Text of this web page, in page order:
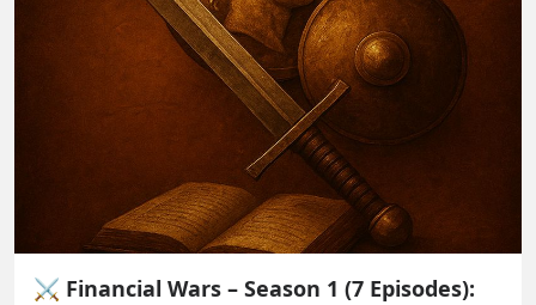
⚔️ Financial Wars – Season 1 (7 Episodes):